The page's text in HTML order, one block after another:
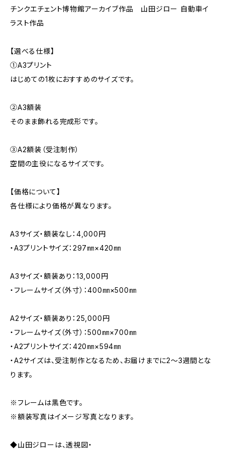
チンクエチェント博物館アーカイブ作品 山田ジロー 自動車イ
ラスト作品
【選べる仕様】
①A3プリント
はじめての1枚におすすめのサイズです。
②A3額装
そのまま飾れる完成形です。
③A2額装（受注制作）
空間の主役になるサイズです。
【価格について】
各仕様により価格が異なります。
A3サイズ・額装なし：4,000円
・A3プリントサイズ：297㎜×420㎜
A3サイズ・額装あり：13,000円
・フレームサイズ（外寸）：400㎜×500㎜
A2サイズ・額装あり：25,000円
・フレームサイズ（外寸）：500㎜×700㎜
・A2プリントサイズ：420㎜×594㎜
・A2サイズは、受注制作となるため、お届けまでに2～3週間とな
ります。
※フレームは黒色です。
※額装写真はイメージ写真となります。
◆山田ジローは、透視図・